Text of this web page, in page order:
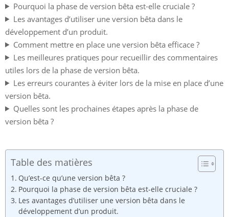
Pourquoi la phase de version bêta est-elle cruciale ?
Les avantages d’utiliser une version bêta dans le
développement d’un produit.
Comment mettre en place une version bêta efficace ?
Les meilleures pratiques pour recueillir des commentaires
utiles lors de la phase de version bêta.
Les erreurs courantes à éviter lors de la mise en place d’une
version bêta.
Quelles sont les prochaines étapes après la phase de
version bêta ?
Table des matières
Qu’est-ce qu’une version bêta ?
Pourquoi la phase de version bêta est-elle cruciale ?
Les avantages d’utiliser une version bêta dans le
développement d’un produit.